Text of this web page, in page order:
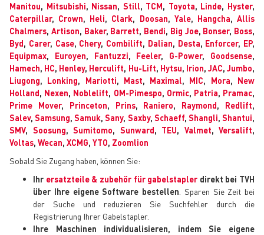
Manitou, Mitsubishi, Nissan, Still, TCM, Toyota, Linde, Hyster,
Caterpillar, Crown, Heli, Clark, Doosan, Yale, Hangcha,Allis
Chalmers, Artison, Baker, Barrett, Bendi, Big Joe, Bonser, Boss,
Byd, Carer, Case, Chery, Combilift, Dalian, Desta, Enforcer, EP,
Equipmax, Euroyen, Fantuzzi, Feeler, G-Power, Goodsense,
Hamech, HC, Henley, Herculift, Hu-Lift, Hytsu, Irion, JAC, Jumbo,
Liugong, Lonking, Mariotti, Mast, Maximal, MIC, Mora, New
Holland, Nexen, Noblelift, OM-Pimespo, Ormic, Patria, Pramac,
Prime Mover, Princeton, Prins, Raniero, Raymond, Redlift,
Salev,Samsung,Samuk,Sany, Saxby, Schaeff, Shangli,Shantui,
SMV, Soosung, Sumitomo, Sunward, TEU, Valmet, Versalift,
Voltas, Wecan, XCMG, YTO, Zoomlion
Sobald Sie Zugang haben, können Sie:
Ihr ersatzteile & zubehör für gabelstapler direkt bei TVH
über Ihre eigene Software bestellen . Sparen Sie Zeit bei
der Suche und reduzieren Sie Suchfehler durch die
Registrierung Ihrer Gabelstapler.
Ihre Maschinen individualisieren, indem Sie eigene